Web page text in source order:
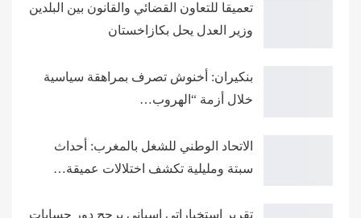
تعميقا للتعاون القضائي والقانون بين البلدين
وزير العدل يحل بكازاخستان
بنكيران: أخنوش تصرف بمراهقة سياسية
خلال أزمة “الهروب…
الاتحاد الوطني للشغل بالمغرب: أحداث
سبتة ومليلية تكشف اختلالات عميقة…
تقرير استخباراتي إسباني يرجح دور حسابات